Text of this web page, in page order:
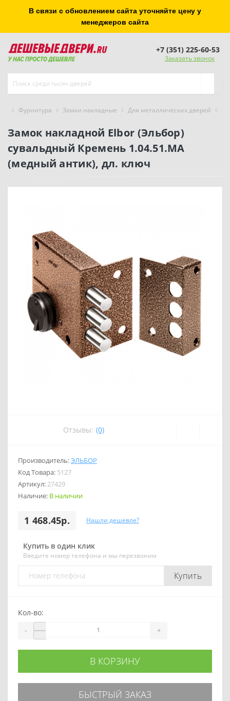
В связи с обновлением сайта уточняйте цену у
менеджеров сайта
+7 (351) 225-60-53
Заказать звонок
Фурнитура Замки накладные Для металлических дверей
Замок накладной Elbor (Эльбор)
сувальдный Кремень 1.04.51.МА
(медный антик), дл. ключ
Отзывы: (0)
Производитель:ЭЛЬБОР
Код Товара: 5127
Артикул:27429
Наличие: В наличии
1 468.45р. Нашли дешевле?
Купить в один клик
Введите номер телефона и мы перезвоним
Купить
Кол-во:
- +
В КОРЗИНУ
БЫСТРЫЙ ЗАКАЗ